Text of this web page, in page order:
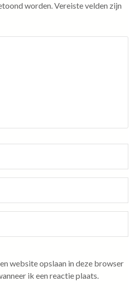
worden.Vereiste velden zijn
website opslaan in deze browser
ik een reactie plaats.